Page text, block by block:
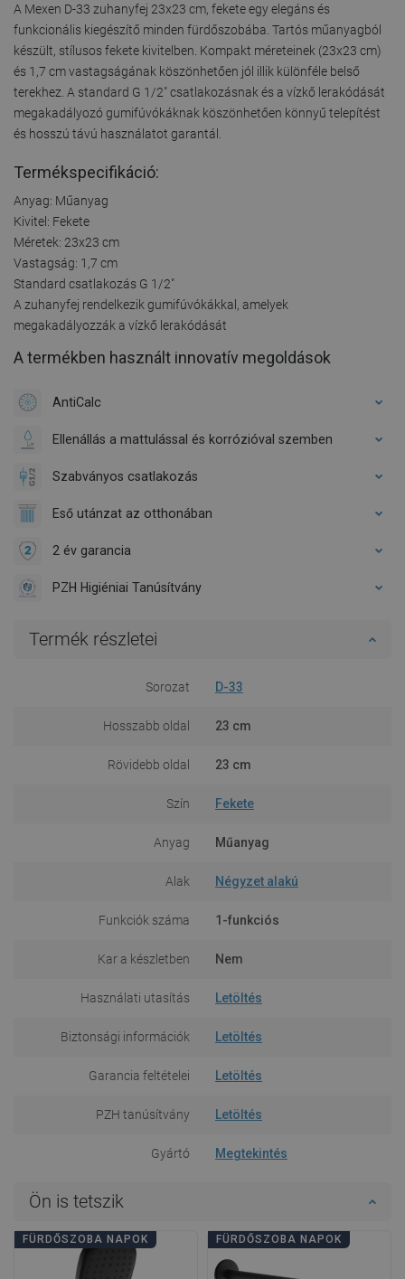
A Mexen D-33 zuhanyfej 23x23 cm, fekete egy elegáns és
funkcionális kiegészítő minden fürdőszobába. Tartós műanyagból
készült, stílusos fekete kivitelben. Kompakt méreteinek (23x23 cm)
és 1,7 cm vastagságának köszönhetően jól illik különféle belső
terekhez. A standard G 1/2" csatlakozásnak és a vízkő lerakódását
megakadályozó gumifúvókáknak köszönhetően könnyű telepítést
és hosszú távú használatot garantál.
Termékspecifikáció:
Anyag: Műanyag
Kivitel: Fekete
Méretek: 23x23 cm
Vastagság: 1,7 cm
Standard csatlakozás G 1/2"
A zuhanyfej rendelkezik gumifúvókákkal, amelyek
megakadályozzák a vízkő lerakódását
A termékben használt innovatív megoldások
AntiCalc
Ellenállás a mattulással és korrózióval szemben
Szabványos csatlakozás
Eső utánzat az otthonában
2 év garancia
PZH Higiéniai Tanúsítvány
Termék részletei
Sorozat D-33
Hosszabb oldal 23 cm
Rövidebb oldal 23 cm
Szín Fekete
Anyag Műanyag
Alak Négyzet alakú
Funkciók száma 1-funkciós
Kar a készletben Nem
Használati utasítás Letöltés
Biztonsági információk Letöltés
Garancia feltételei Letöltés
PZH tanúsítvány Letöltés
Gyártó Megtekintés
Ön is tetszik
FÜRDŐSZOBA NAPOK FÜRDŐSZOBA NAPOK